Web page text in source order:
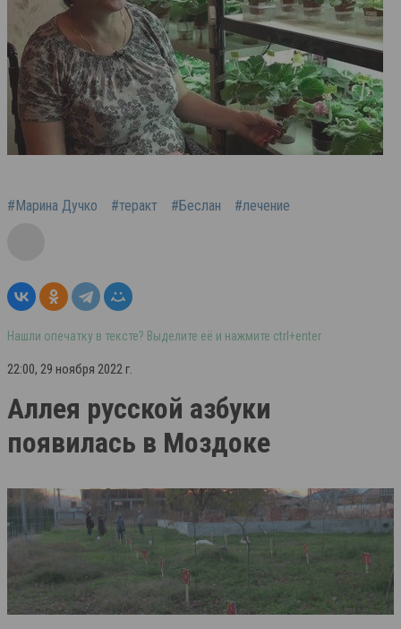
#Марина Дучко #теракт #Беслан #лечение
Нашли опечатку в тексте? Выделите её и нажмите ctrl+enter
22:00, 29 ноября 2022 г.
Аллея русской азбуки
появилась в Моздоке